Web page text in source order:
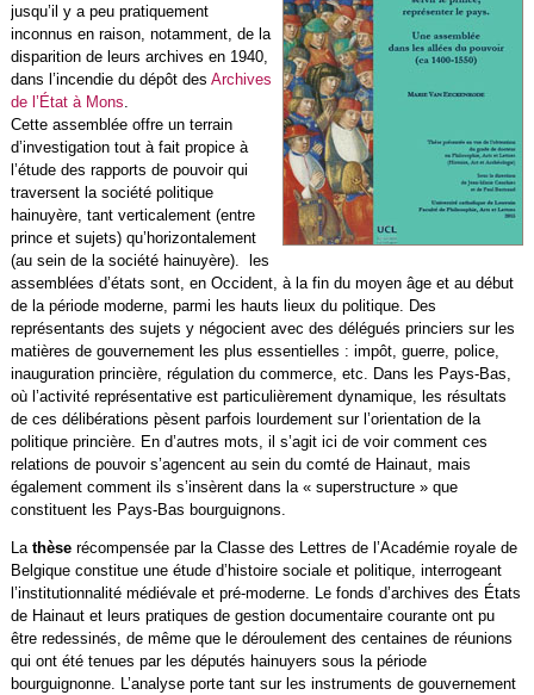
jusqu’il y a peu pratiquement
inconnus en raison, notamment, de la
disparition de leurs archives en 1940,
dans l’incendie du dépôt des Archives
de l’État à Mons.
Cette assemblée offre un terrain
d’investigation tout à fait propice à
l’étude des rapports de pouvoir qui
traversent la société politique
hainuyère, tant verticalement (entre
prince et sujets) qu’horizontalement
(au sein de la société hainuyère). les
assemblées d’états sont, en Occident, à la fin du moyen âge et au début
de la période moderne, parmi les hauts lieux du politique. Des
représentants des sujets y négocient avec des délégués princiers sur les
matières de gouvernement les plus essentielles : impôt, guerre, police,
inauguration princière, régulation du commerce, etc. Dans les Pays-Bas,
où l’activité représentative est particulièrement dynamique, les résultats
de ces délibérations pèsent parfois lourdement sur l’orientation de la
politique princière. En d’autres mots, il s’agit ici de voir comment ces
relations de pouvoir s’agencent au sein du comté de Hainaut, mais
également comment ils s’insèrent dans la « superstructure » que
constituent les Pays-Bas bourguignons.
La thèse récompensée par la Classe des Lettres de l’Académie royale de
Belgique constitue une étude d’histoire sociale et politique, interrogeant
l’institutionnalité médiévale et pré-moderne. Le fonds d’archives des États
de Hainaut et leurs pratiques de gestion documentaire courante ont pu
être redessinés, de même que le déroulement des centaines de réunions
qui ont été tenues par les députés hainuyers sous la période
bourguignonne. L’analyse porte tant sur les instruments de gouvernement